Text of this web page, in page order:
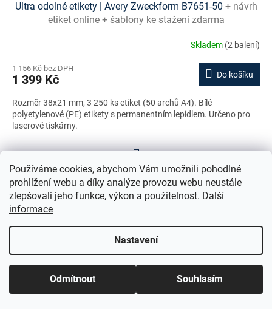
Používáme cookies, abychom Vám umožnili pohodlné
prohlížení webu a díky analýze provozu webu neustále
zlepšovali jeho funkce, výkon a použitelnost. Další
informace
Nastavení
Odmítnout Souhlasím
Ultra odolné etikety | Avery Zweckform B7651-50 + návrh
etiket online + šablony ke stažení zdarma
Skladem (2 balení)
1 156 Kč bez DPH
1 399 Kč Do košíku
Rozměr 38x21 mm, 3 250 ks etiket (50 archů A4). Bílé
polyetylenové (PE) etikety s permanentním lepidlem. Určeno pro
laserové tiskárny.
O
v
d
a
c
í
v
S
t
r
á
n
v
á
n
í
125
položek celkem
NAHORU